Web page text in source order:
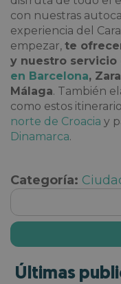
con nuestras
experiencia del
empezar, te
y nuestro servicio
en Barcelona,
Málaga. También
como estos
norte de Croacia y
Dinamarca.
Categoría:
Últimas